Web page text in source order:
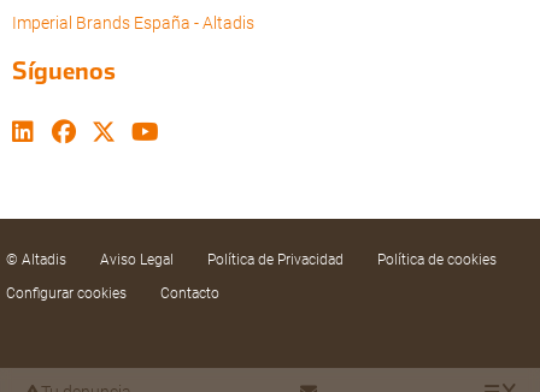
Imperial Brands España - Altadis
Síguenos
© Altadis Aviso Legal Política de Privacidad
Política de cookies
Configurar cookies
Contacto